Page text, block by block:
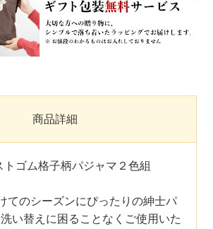
商品詳細
ゴム格子柄パジャマ２色組
てのシーズンにぴったりの紳士パ
い替えに困ることなくご使用いた